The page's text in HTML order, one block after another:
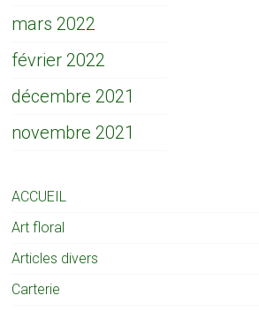
mars 2022
février 2022
décembre 2021
novembre 2021
ACCUEIL
Art floral
Articles divers
Carterie